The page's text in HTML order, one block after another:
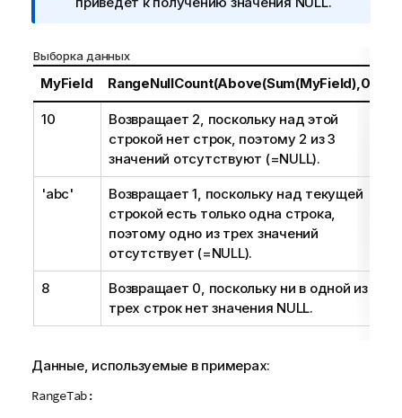
е
ч
а
к
Выборка данных
MyField RangeNullCount(Above(Sum(MyField),0,3))
10
Возвращает 2, поскольку над этой
строкой нет строк, поэтому 2 из 3
значений отсутствуют (=NULL).
'abc'
Возвращает 1, поскольку над текущей
строкой есть только одна строка,
поэтому одно из трех значений
отсутствует (=NULL).
8
Возвращает 0, поскольку ни в одной из
трех строк нет значения NULL.
Данные, используемые в примерах:
RangeTab: